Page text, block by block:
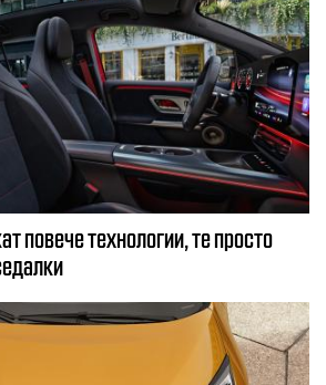
повече технологии, те просто